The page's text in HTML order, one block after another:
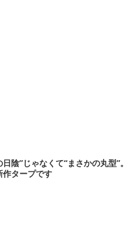
陰”じゃなくて“まさかの丸型”。
作タープです